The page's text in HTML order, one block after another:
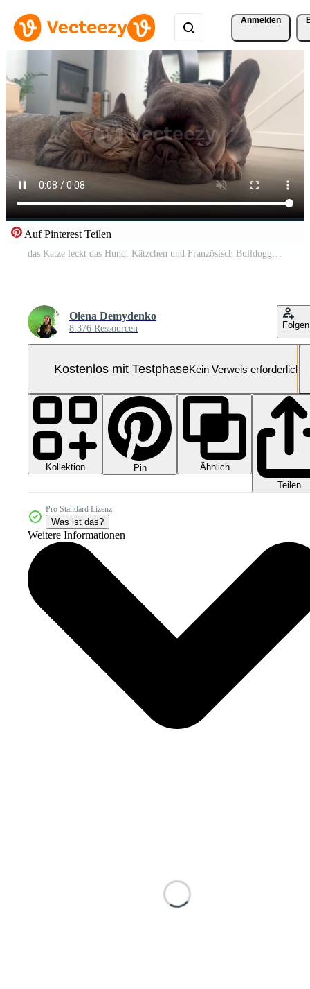
Anmelden
Auf Pinterest Teilen
das Katze leckt das Hund. Kätzchen und Französisch Bulldogge. Freundschaft zwischen Katze und Hund. Pro Video
Olena Demydenko
8.376 Ressourcen Folgen
Kostenlos mit TestphaseKein Verweis erforderlich
Kollektion Pin
Ähnlich
Teilen
Pro Standard Lizenz
Was ist das?
Weitere Informationen